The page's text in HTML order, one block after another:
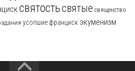
святостьсвятые священство
усопшие франциск экуменизм